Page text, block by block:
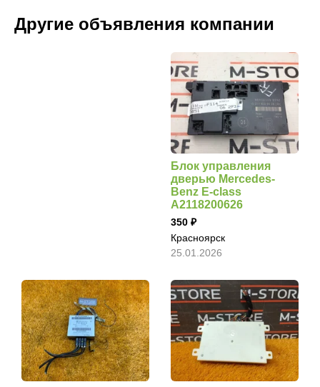
Другие объявления компании
Блок управления
дверью Mercedes-
Benz E-class
A2118200626
350
Красноярск
25.01.2026